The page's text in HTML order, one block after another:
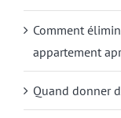
Comment
appartement
Quand donner